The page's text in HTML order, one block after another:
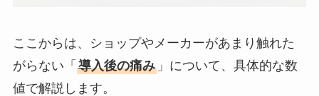
ここからは、ショップやメーカーがあまり触れた
がらない「 導入後の痛み」について、具体的な数
値で解説します。